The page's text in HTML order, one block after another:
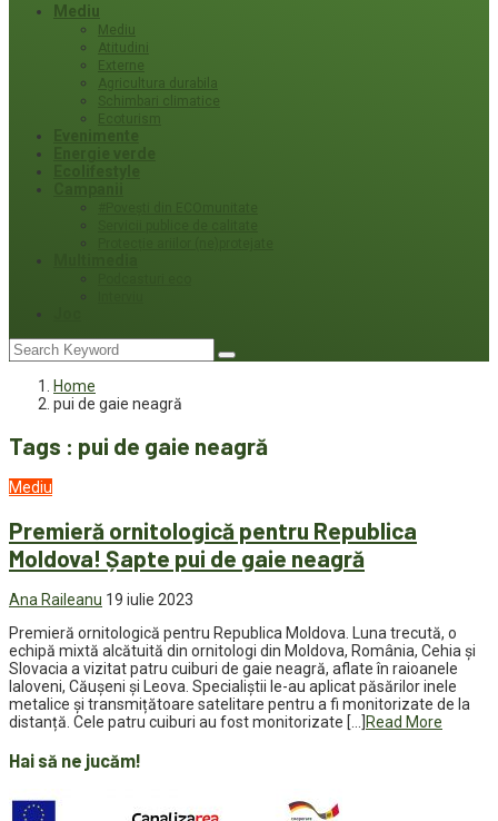
Mediu
Mediu
Atitudini
Externe
Agricultura durabila
Schimbari climatice
Ecoturism
Home
pui de gaie neagră
Tags : pui de gaie neagră
Mediu
Premieră ornitologică pentru Republica
Moldova! Șapte pui de gaie neagră
Ana Raileanu 19 iulie 2023
Premieră ornitologică pentru Republica Moldova. Luna trecută, o
echipă mixtă alcătuită din ornitologi din Moldova, România, Cehia și
Slovacia a vizitat patru cuiburi de gaie neagră, aflate în raioanele
Ialoveni, Căușeni și Leova. Specialiștii le-au aplicat păsărilor inele
metalice și transmițătoare satelitare pentru a fi monitorizate de la
distanță. Cele patru cuiburi au fost monitorizate […] Read More
Hai să ne jucăm!